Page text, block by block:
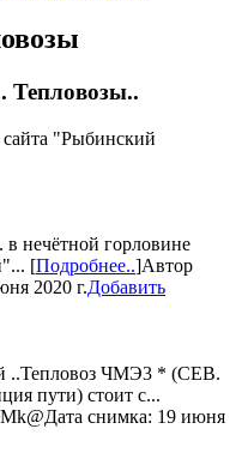
Тепловозы..
"Рыбинский
в нечётной горловине
[Подробнее..]Автор
2020 г.Добавить
..Тепловоз ЧМЭ3 * (СЕВ.
пути) стоит с...
Дата снимка: 19 июня